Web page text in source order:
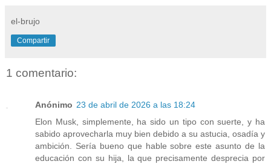
el-brujo
Compartir
1 comentario:
Anónimo 23 de abril de 2026 a las 18:24
Elon Musk, simplemente, ha sido un tipo con suerte, y ha
sabido aprovecharla muy bien debido a su astucia, osadía y
ambición. Sería bueno que hable sobre este asunto de la
educación con su hija, la que precisamente desprecia por